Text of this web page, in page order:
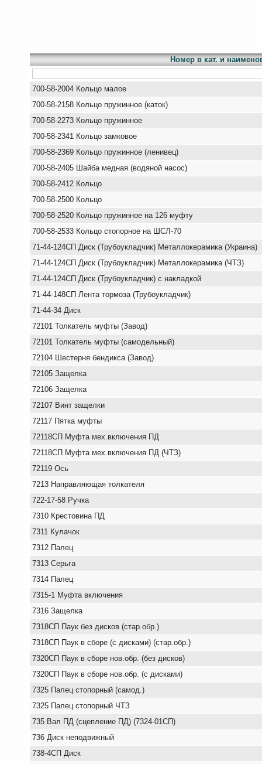
Номер в кат. и
700-58-2004 Кольцо малое
700-58-2158 Кольцо пружинное (каток)
700-58-2273 Кольцо пружинное
700-58-2341 Кольцо замковое
700-58-2369 Кольцо пружинное (ленивец)
700-58-2405 Шайба медная (водяной насос)
700-58-2412 Кольцо
700-58-2500 Кольцо
700-58-2520 Кольцо пружинное на 126 муфту
700-58-2533 Кольцо стопорное на ШСЛ-70
71-44-124СП Диск (Трубоукладчик) Металлокерамика (Украина)
71-44-124СП Диск (Трубоукладчик) Металлокерамика (ЧТЗ)
71-44-124СП Диск (Трубоукладчик) с накладкой
71-44-148СП Лента тормоза (Трубоукладчик)
71-44-34 Диск
72101 Толкатель муфты (Завод)
72101 Толкатель муфты (самодельный)
72104 Шестерня бендикса (Завод)
72105 Защелка
72106 Защелка
72107 Винт защелки
72117 Пятка муфты
72118СП Муфта мех.включения ПД
72118СП Муфта мех.включения ПД (ЧТЗ)
72119 Ось
7213 Направляющая толкателя
722-17-58 Ручка
7310 Крестовина ПД
7311 Кулачок
7312 Палец
7313 Серьга
7314 Палец
7315-1 Муфта включения
7316 Защелка
7318СП Паук без дисков (стар.обр.)
7318СП Паук в сборе (с дисками) (стар.обр.)
7320СП Паук в сборе нов.обр. (без дисков)
7320СП Паук в сборе нов.обр. (с дисками)
7325 Палец стопорный (самод.)
7325 Палец стопорный ЧТЗ
735 Вал ПД (сцепление ПД) (7324-01СП)
736 Диск неподвижный
738-4СП Диск